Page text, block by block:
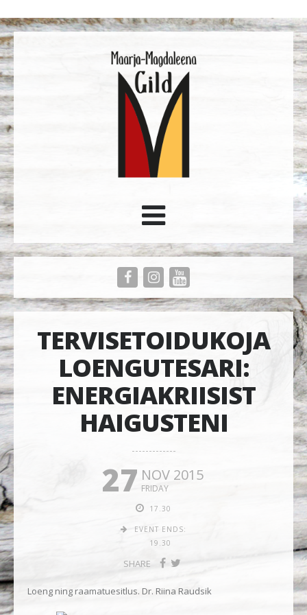
TERVISETOIDUKOJA
LOENGUTESARI:
ENERGIAKRIISIST
HAIGUSTENI
27 NOV 2015
FRIDAY
17.30
EVENT ENDS:
19.30
SHARE
Loeng ning raamatuesitlus. Dr. Riina Raudsik